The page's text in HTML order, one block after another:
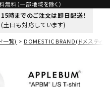
料（一部地域を除く）
15時までのご注文は即日配送！
(土日も対応しています)
一覧) DOMESTIC BRAND(ドメスティッ